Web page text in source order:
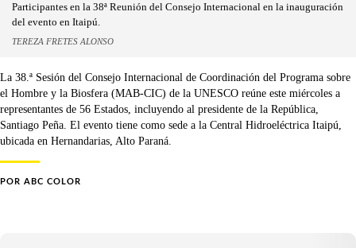
Participantes en la 38ª Reunión del Consejo Internacional en la inauguración
del evento en Itaipú.
TEREZA FRETES ALONSO
La 38.ª Sesión del Consejo Internacional de Coordinación del Programa sobre
el Hombre y la Biosfera (MAB-CIC) de la UNESCO reúne este miércoles a
representantes de 56 Estados, incluyendo al presidente de la República,
Santiago Peña. El evento tiene como sede a la Central Hidroeléctrica Itaipú,
ubicada en Hernandarias, Alto Paraná.
POR ABC COLOR